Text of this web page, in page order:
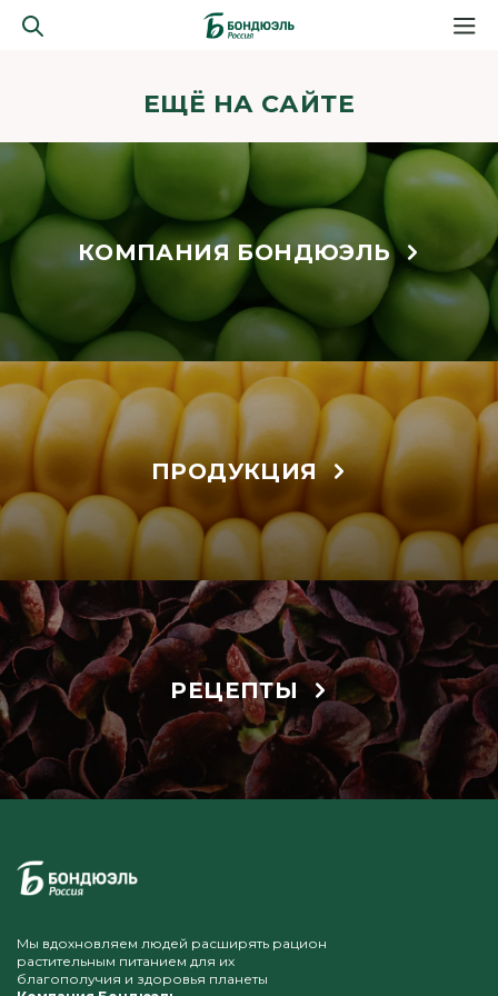
ЕЩЁ НА САЙТЕ
КОМПАНИЯ БОНДЮЭЛЬ
ПРОДУКЦИЯ
РЕЦЕПТЫ
Мы вдохновляем людей расширять рацион
растительным питанием для их
благополучия и здоровья планеты